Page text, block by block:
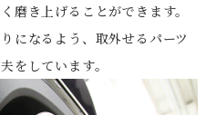
磨き上げることができます。
になるよう、取外せるパーツ
をしています。